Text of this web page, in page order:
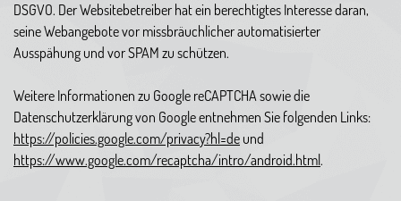
DSGVO. Der Websitebetreiber hat ein berechtigtes Interesse daran,
seine Webangebote vor missbräuchlicher automatisierter
Ausspähung und vor SPAM zu schützen.
Weitere Informationen zu Google reCAPTCHA sowie die
Datenschutzerklärung von Google entnehmen Sie folgenden Links:
https://policies.google.com/privacy?hl=de und
https://www.google.com/recaptcha/intro/android.html.